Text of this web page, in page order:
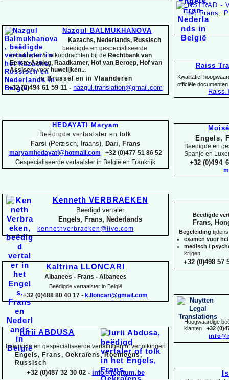
Raiss
Kwalitatief
officiële
Raiss
Engels,
Beëdigde en
Spanje en
+32 (0)494
Beëdigde
Frans,
Begeleiding
examen voor
medisch /
krijgen
+32 (0)498 57
Hoogwaardige
klanten +32
Nazgul BALMUKHANOVA
Kazachs, Nederlands, Russisch
beëdigde en gespecialiseerde
vertalingen &tolkopdrachten bij de Rechtbank van
Eerste Aanleg, Raadkamer, Hof van Beroep, Hof van
Assisen,voor huwelijken...
in Brussel en in Vlaanderen
+32 (0)494 61 59 11 - nazgul.translation@gmail.com
HEDAYATI Maryam
Beëdigde vertaalster en tolk
Farsi (Perzisch, Iraans), Dari, Frans
maryamhedayati@hotmail.com
+32 (0)477 51 86 52
Gespecialiseerde vertaalster in België en Frankrijk
Kenneth VERBRAEKEN
Beëdigd vertaler
Engels, Frans, Nederlands
kennethverbraeken@live.com
Kaltrina LLONCARI
Albanees -Frans -Albanees
Beëdigde vertaalster in België
+32 (0)488 80 40 17 - k.lloncari@gmail.com
Iurii ABDUSA
beëdigde en gespecialiseerde vertalingen of vertolkingen
Engels, Frans, Oekraïens, Roemeens,
Russisch
+32 (0)487 32 30 02 - info@legitum.be